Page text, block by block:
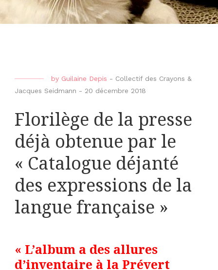
by Guilaine Depis - Collectif des Crayons &
Jacques Seidmann - 20 décembre 2018
Florilège de la presse
déjà obtenue par le
« Catalogue déjanté
des expressions de la
langue française »
« L’album a des allures
d’inventaire à la Prévert